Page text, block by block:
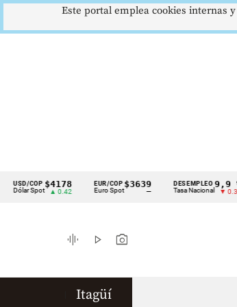
Cintillo
indicadores
económicos
COP
Spot
$4178
▲ 0.42
EUR/COP
Euro Spot
$3639 DESEMPLEO
Tasa Nacional
9,9 %
▼ 0.30
graphic_eq play_arrow photo_camera
Itagüí
Este portal emplea cookies internas